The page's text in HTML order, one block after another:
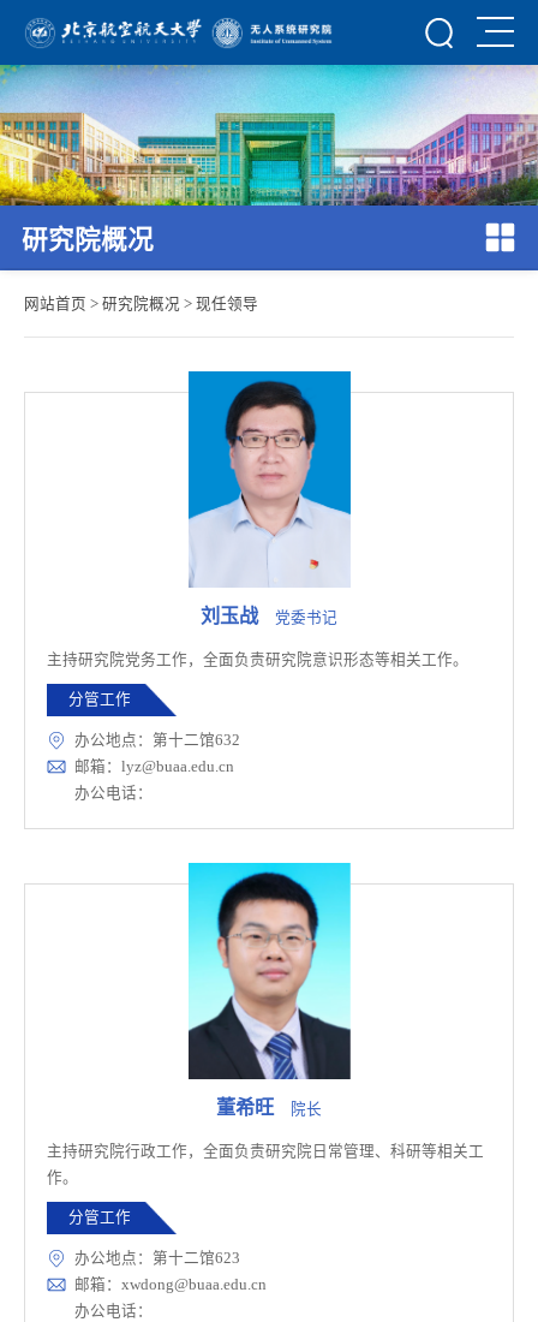
研究院概况
网站首页 > 研究院概况 > 现任领导
刘玉战 党委书记
主持研究院党务工作，全面负责研究院意识形态等相关工作。
分管工作
办公地点：第十二馆632
邮箱：lyz@buaa.edu.cn
办公电话：
董希旺 院长
主持研究院行政工作，全面负责研究院日常管理、科研等相关工
作。
分管工作
办公地点：第十二馆623
邮箱：xwdong@buaa.edu.cn
办公电话：